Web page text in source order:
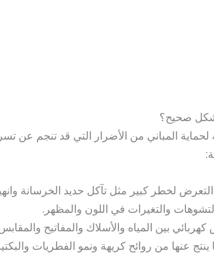
صحيح؟
المباني من الأضرار التي قد تنجم عن
لخطر كبير مثل تآكل حديد الخرسانة
والتغيرات في اللون والمظهر.
بين المياه والأسلاك والمفاتيح
عنها من روائح كريهة ونمو الفطريات